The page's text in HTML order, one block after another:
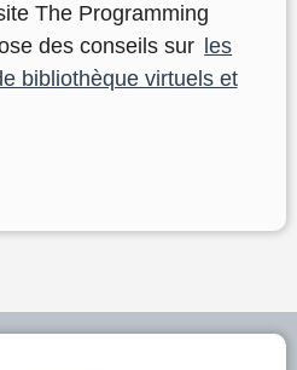
The Programming
des conseils sur les
bibliothèque virtuels et